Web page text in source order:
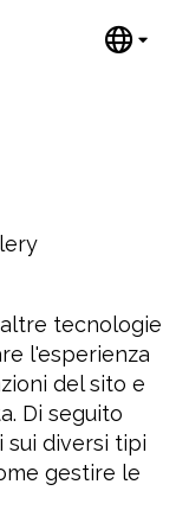
日本語
Deutsch
Français
Italiano
Polski
tecnologie
l'esperienza
del sito e
Di seguito
diversi tipi
gestire le